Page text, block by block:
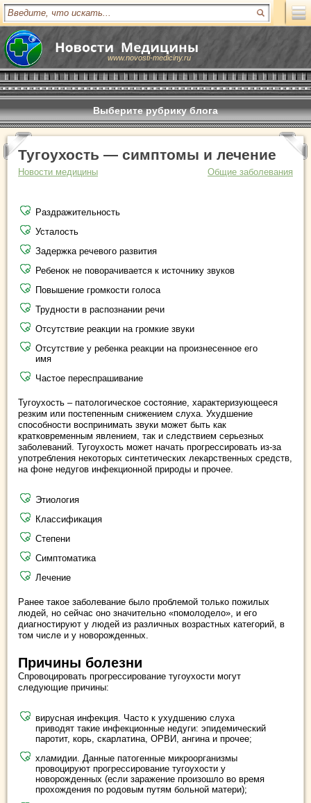
www.novosti-mediciny.ru
Выберите рубрику блога
Тугоухость — симптомы и лечение
Новости медицины Общие заболевания
Раздражительность
Усталость
Задержка речевого развития
Ребенок не поворачивается к источнику звуков
Повышение громкости голоса
Трудности в распознании речи
Отсутствие реакции на громкие звуки
Отсутствие у ребенка реакции на произнесенное его
имя
Частое переспрашивание
Тугоухость – патологическое состояние, характеризующееся
резким или постепенным снижением слуха. Ухудшение
способности воспринимать звуки может быть как
кратковременным явлением, так и следствием серьезных
заболеваний. Тугоухость может начать прогрессировать из-за
употребления некоторых синтетических лекарственных средств,
на фоне недугов инфекционной природы и прочее.
Этиология
Классификация
Степени
Симптоматика
Лечение
Ранее такое заболевание было проблемой только пожилых
людей, но сейчас оно значительно «помолодело», и его
диагностируют у людей из различных возрастных категорий, в
том числе и у новорожденных.
Причины болезни
Спровоцировать прогрессирование тугоухости могут
следующие причины:
вирусная инфекция. Часто к ухудшению слуха
приводят такие инфекционные недуги: эпидемический
паротит, корь, скарлатина, ОРВИ, ангина и прочее;
хламидии. Данные патогенные микроорганизмы
провоцируют прогрессирование тугоухости у
новорожденных (если заражение произошло во время
прохождения по родовым путям больной матери);